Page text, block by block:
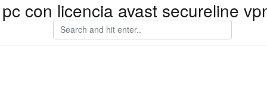
pc con licencia avast secureline